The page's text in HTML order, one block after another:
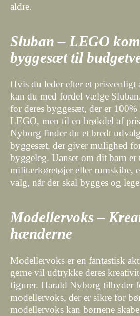
aldre.
Sluban – LEGO
byggesæt til
Hvis du leder efter et
kan du med fordel vælge
for deres byggesæt, der er
LEGO, men til en brøkdel af
Nyborg finder du et bredt
byggesæt, der giver mulighed
byggeleg. Uanset om dit barn er
militærkøretøjer eller rumskibe,
valg, når der skal bygges og
Modellervoks –
hænderne
Modellervoks er en fantastisk
gerne vil udtrykke deres
figurer. Harald Nyborg tilbyder
modellervoks, der er sikre for
modellervoks kan børnene